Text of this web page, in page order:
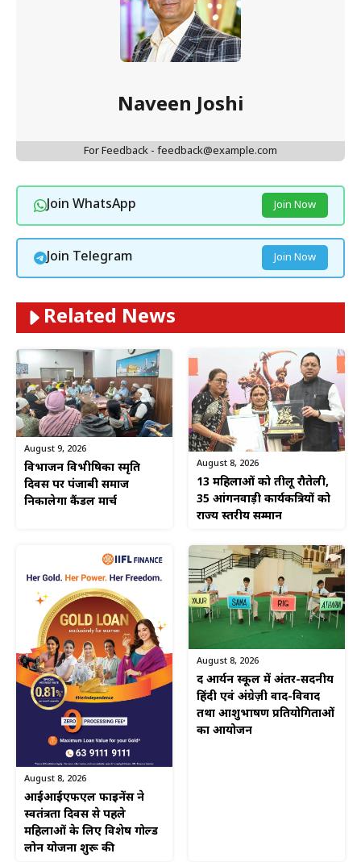
Naveen Joshi
For Feedback - feedback@example.com
Join WhatsApp Join Now
Join Telegram Join Now
Related News
August 9, 2026
विभाजन विभीषिका स्मृति
दिवस पर पंजाबी समाज
निकालेगा कैंडल मार्च
August 8, 2026
13 महिलाओं को तीलू रौतेली,
35 आंगनवाड़ी कार्यकत्रियों को
राज्य स्तरीय सम्मान
August 8, 2026
आईआईएफएल फाइनेंस ने
स्वतंत्रता दिवस से पहले
महिलाओं के लिए विशेष गोल्ड
लोन योजना शुरू की
August 8, 2026
द आर्यन स्कूल में अंतर-सदनीय
हिंदी एवं अंग्रेज़ी वाद-विवाद
तथा आशुभाषण प्रतियोगिताओं
का आयोजन